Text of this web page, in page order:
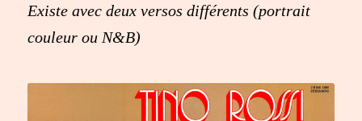
Existe avec deux versos différents (portrait
couleur ou N&B)